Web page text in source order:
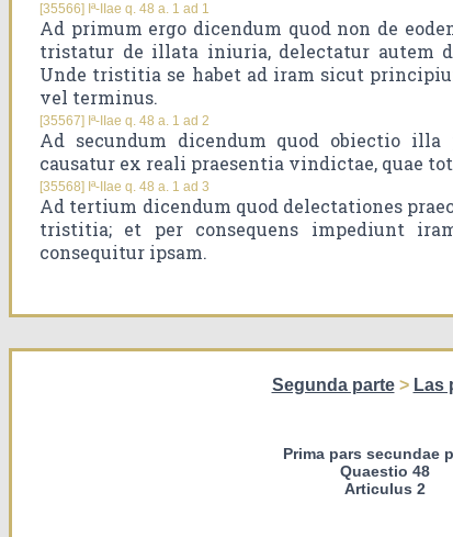
[35566] Iª-IIae q. 48 a. 1 ad 1
Ad primum ergo dicendum quod non de
tristatur de illata iniuria, delectatur autem
Unde tristitia se habet ad iram sicut
vel terminus.
[35567] Iª-IIae q. 48 a. 1 ad 2
Ad secundum dicendum quod obiectio illa
causatur ex reali praesentia vindictae, quae
[35568] Iª-IIae q. 48 a. 1 ad 3
Ad tertium dicendum quod delectationes
tristitia; et per consequens impediunt
consequitur ipsam.
Segunda parte> Las
Prima pars secundae
Quaestio 48
Articulus 2